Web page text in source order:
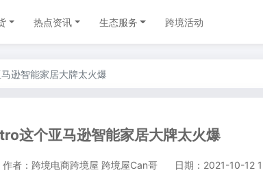
热点资讯 生态服务 跨境活动
逊智能家居大牌太火爆
这个亚马逊智能家居大牌太火爆
作者：跨境电商跨境屋 跨境屋Can哥 日期：2021-10-12